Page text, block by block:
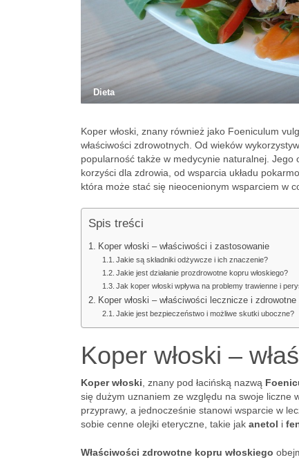
Dieta
Koper włoski, znany również jako Foeniculum
właściwości zdrowotnych. Od wieków
popularność także w medycynie naturalnej.
korzyści dla zdrowia, od wsparcia układu
która może stać się nieocenionym wsparciem w
Spis treści
Koper włoski – właściwości i zastosowanie
Jakie są składniki odżywcze i ich znaczenie?
Jakie jest działanie prozdrowotne kopru włoskiego?
Jak koper włoski wpływa na problemy trawienne i
Koper włoski – właściwości lecznicze i zdrowotne
Jakie jest bezpieczeństwo i możliwe skutki uboczne?
Koper włoski –
Koper włoski , znany pod łacińską nazwą
się dużym uznaniem ze względu na swoje liczne
przyprawy, a jednocześnie stanowi wsparcie w
sobie cenne olejki eteryczne, takie jak anetol i
Właściwości zdrowotne kopru włoskiego